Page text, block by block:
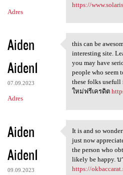
Adres
https://
Aiden
Aiden1
07.09.2023
Adres
this can be
this can be
interesting site.
you may have
people who seem
these folks
ใหม่ฟรีเครดิต
Aiden
Aiden1
09.09.2023
It is and so
It is and so
just now
the person who
likely be happy. บ
https://